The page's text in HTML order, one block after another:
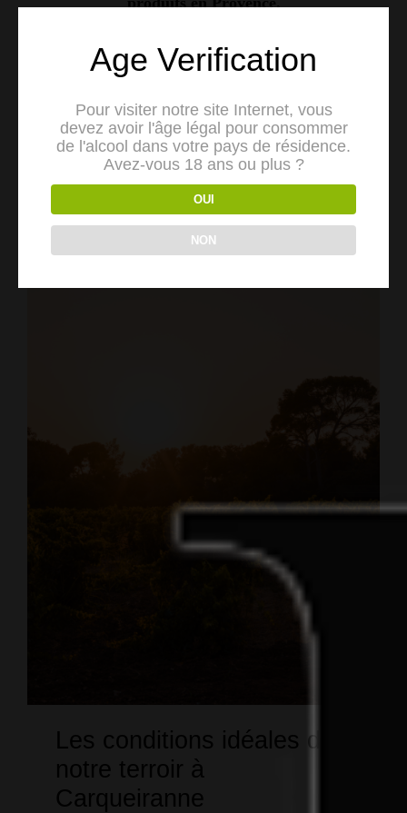
Les conditions idéales de
notre terroir à
Carqueiranne
Age Verification
Pour visiter notre site Internet, vous
devez avoir l'âge légal pour consommer
de l'alcool dans votre pays de résidence.
Avez-vous 18 ans ou plus ?
OUI
NON